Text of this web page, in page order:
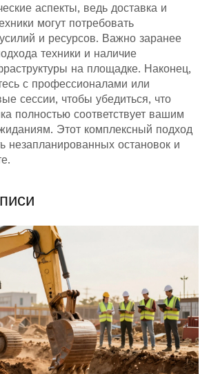
аспекты, ведь доставка и
могут потребовать
и ресурсов. Важно заранее
техники и наличие
на площадке. Наконец,
с профессионалами или
сессии, чтобы убедиться, что
полностью соответствует вашим
Этот комплексный подход
незапланированных остановок и